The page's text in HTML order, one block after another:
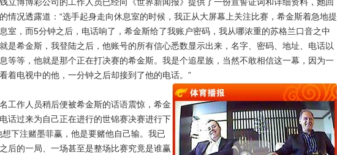
情况透露道：“选手起身走向休息室的时候，我正从大屏幕上关注比赛，希金斯着急地提
室，而5分钟之后，电话响了，希金斯给了我账户密码，我从哪浓重的苏格兰口音之中
是希金斯，我登陆之后，他账号的所有信心悉数显示出来，名字、密码、地址、电话以
等等，他就是那个正在打决赛的希金斯。我是个追星族，当然不敢相信这一幕，因为一
着电视中的他，一分钟之后却接到了他的电话。”
作人员稍后便被希金斯的话语震惊，希金
话过来为自己正在进行的世锦赛决赛进行下
想下注赌墨菲赢，他是要赌他自己输。我已
后的一局、一场甚至是整场比赛究竟是谁赢